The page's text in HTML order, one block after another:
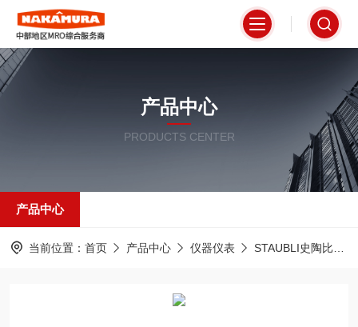
产品中心
PRODUCTS CENTER
产品中心
当前位置： 首页 产品中心 仪器仪表 STAUBLI史陶比尔瑞士